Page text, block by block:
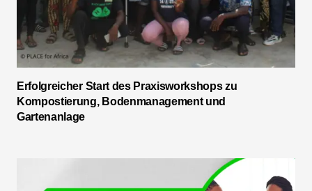
Erfolgreicher Start des Praxisworkshops zu
Kompostierung, Bodenmanagement und
Gartenanlage